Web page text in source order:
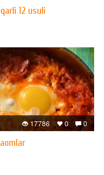
12 usuli
0
0
17786